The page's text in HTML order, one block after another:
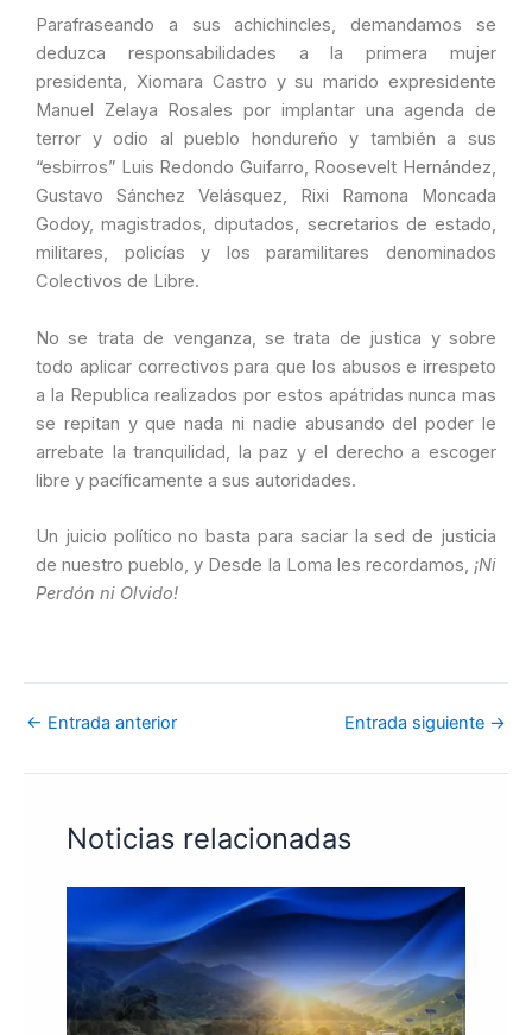
Parafraseando a sus achichincles, demandamos se
deduzca responsabilidades a la primera mujer
presidenta, Xiomara Castro y su marido expresidente
Manuel Zelaya Rosales por implantar una agenda de
terror y odio al pueblo hondureño y también a sus
“esbirros” Luis Redondo Guifarro, Roosevelt Hernández,
Gustavo Sánchez Velásquez, Rixi Ramona Moncada
Godoy, magistrados, diputados, secretarios de estado,
militares, policías y los paramilitares denominados
Colectivos de Libre.
No se trata de venganza, se trata de justica y sobre
todo aplicar correctivos para que los abusos e irrespeto
a la Republica realizados por estos apátridas nunca mas
se repitan y que nada ni nadie abusando del poder le
arrebate la tranquilidad, la paz y el derecho a escoger
libre y pacíficamente a sus autoridades.
Un juicio político no basta para saciar la sed de justicia
de nuestro pueblo, y Desde la Loma les recordamos, ¡Ni
Perdón ni Olvido!
← Entrada anterior Entrada siguiente →
Noticias relacionadas